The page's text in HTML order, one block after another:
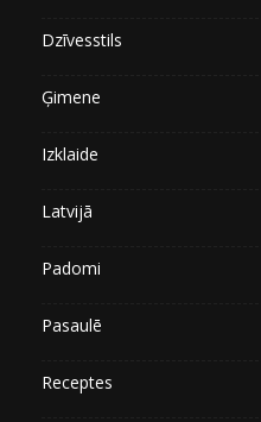
Dzīvesstils
Ģimene
Izklaide
Latvijā
Padomi
Pasaulē
Receptes